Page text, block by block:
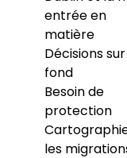
entrée en
matière
Décisions
fond
Besoin de
protection
les